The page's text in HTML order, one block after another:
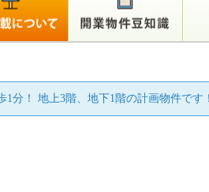
1分！ 地上3階、地下1階の計画物件です